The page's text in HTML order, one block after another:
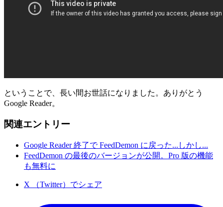
ということで、長い間お世話になりました。ありがとう
Google Reader。
関連エントリー
Google Reader 終了で FeedDemon に戻った...しかし...
FeedDemon の最後のバージョンが公開。Pro 版の機能
も無料に
X （Twitter）でシェア